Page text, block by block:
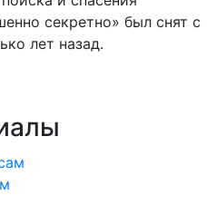
секретно» был снят с
лет назад.